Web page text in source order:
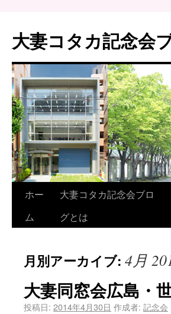
大妻コタカ記念会
ホー
ム
大妻コタカ記念会ブロ
グとは
月別アーカイブ: 4月
大妻同窓会広島・
投稿日: 2014年4月30日 作成者: 記念会